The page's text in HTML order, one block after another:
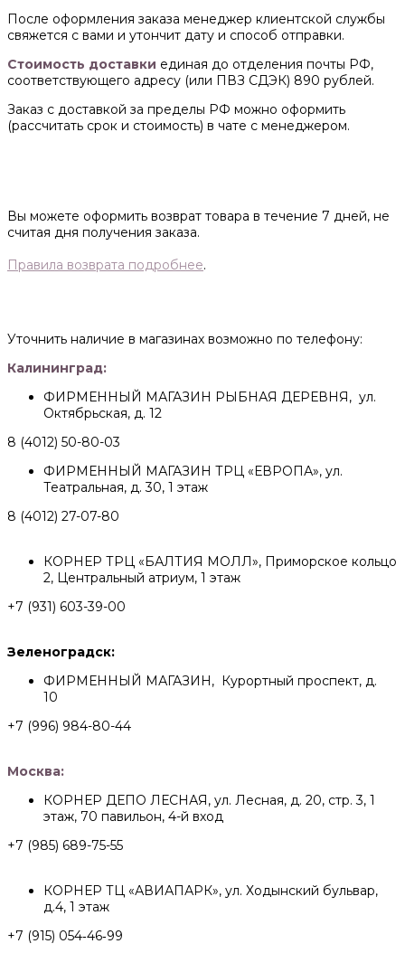
После оформления заказа менеджер клиентской службы
свяжется с вами и утончит дату и способ отправки.
Стоимость доставки единая до отделения почты РФ,
соответствующего адресу (или ПВЗ СДЭК) 890 рублей.
Заказ с доставкой за пределы РФ можно оформить
(рассчитать срок и стоимость) в чате с менеджером.
Вы можете оформить возврат товара в течение 7 дней, не
считая дня получения заказа.
Правила возврата подробнее.
Уточнить наличие в магазинах возможно по телефону:
Калининград:
ФИРМЕННЫЙ МАГАЗИН РЫБНАЯ ДЕРЕВНЯ, ул.
Октябрьская, д. 12
8 (4012) 50-80-03
ФИРМЕННЫЙ МАГАЗИН ТРЦ «ЕВРОПА», ул.
Театральная, д. 30, 1 этаж
8 (4012) 27-07-80
КОРНЕР ТРЦ «БАЛТИЯ МОЛЛ», Приморское кольцо
2, Центральный атриум, 1 этаж
+7 (931) 603-39-00
Зеленоградск:
ФИРМЕННЫЙ МАГАЗИН, Курортный проспект, д.
10
+7 (996) 984-80-44
Москва:
КОРНЕР ДЕПО ЛЕСНАЯ, ул. Лесная, д. 20, стр. 3, 1
этаж, 70 павильон, 4-й вход
+7 (985) 689-75-55
КОРНЕР ТЦ «АВИАПАРК», ул. Ходынский бульвар,
д.4, 1 этаж
+7 (915) 054‑46‑99